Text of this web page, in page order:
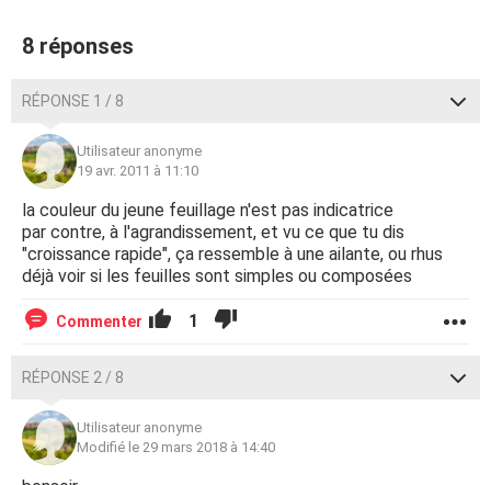
8 réponses
RÉPONSE 1 / 8
Utilisateur anonyme
19 avr. 2011 à 11:10
la couleur du jeune feuillage n'est pas indicatrice
par contre, à l'agrandissement, et vu ce que tu dis
"croissance rapide", ça ressemble à une ailante, ou rhus
déjà voir si les feuilles sont simples ou composées
Commenter 1
RÉPONSE 2 / 8
Utilisateur anonyme
Modifié le 29 mars 2018 à 14:40